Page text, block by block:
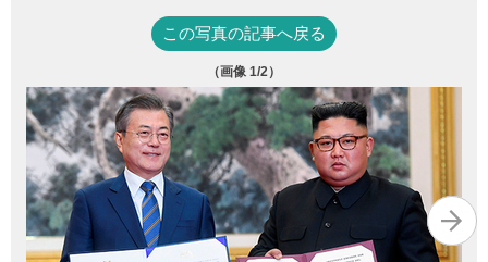
この写真の記事へ戻る
（画像 1/2）